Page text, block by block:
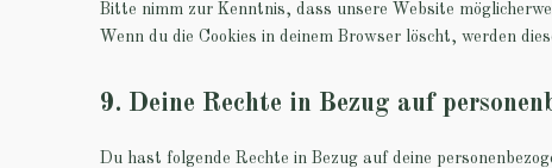
Bitte nimm zur Kenntnis, dass unsere Website
Wenn du die Cookies in deinem Browser löscht, werden
9. Deine Rechte in Bezug auf
Du hast folgende Rechte in Bezug auf deine